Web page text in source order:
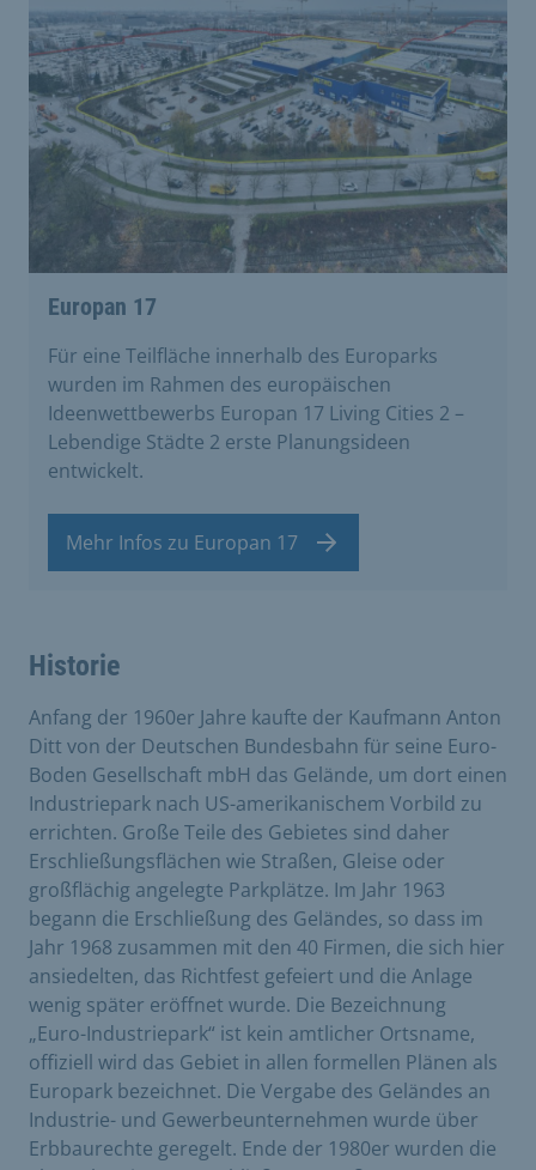
Europan 17
Für eine Teilfläche innerhalb des Europarks
wurden im Rahmen des europäischen
Ideenwettbewerbs Europan 17 Living Cities 2 –
Lebendige Städte 2 erste Planungsideen
entwickelt.
Mehr Infos zu Europan 17
Historie
Anfang der 1960er Jahre kaufte der Kaufmann Anton
Ditt von der Deutschen Bundesbahn für seine Euro-
Boden Gesellschaft mbH das Gelände, um dort einen
Industriepark nach US-amerikanischem Vorbild zu
errichten. Große Teile des Gebietes sind daher
Erschließungsflächen wie Straßen, Gleise oder
großflächig angelegte Parkplätze. Im Jahr 1963
begann die Erschließung des Geländes, so dass im
Jahr 1968 zusammen mit den 40 Firmen, die sich hier
ansiedelten, das Richtfest gefeiert und die Anlage
wenig später eröffnet wurde. Die Bezeichnung
„Euro-Industriepark“ ist kein amtlicher Ortsname,
offiziell wird das Gebiet in allen formellen Plänen als
Europark bezeichnet. Die Vergabe des Geländes an
Industrie- und Gewerbeunternehmen wurde über
Erbbaurechte geregelt. Ende der 1980er wurden die